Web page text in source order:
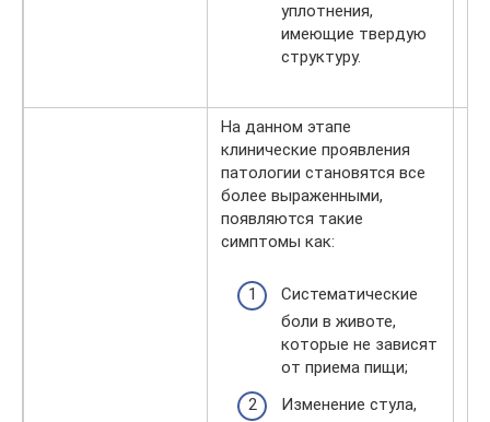
уплотнения,
имеющие твердую
структуру.
На данном этапе
клинические проявления
патологии становятся все
более выраженными,
появляются такие
симптомы как:
Систематические
боли в животе,
которые не зависят
от приема пищи;
Изменение стула,